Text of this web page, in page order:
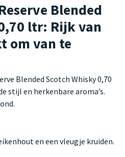
Blended
ltr: Rijk van
om van te
Blended Scotch Whisky 0,70
stijl en herkenbare aroma’s.
en een vleugje kruiden.